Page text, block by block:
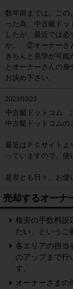
数年前までは、この
った為、中古艇ドッ
したが、最近では
か。 ②オーナーさ
きちんと見学が可
とオーナーさんの
お決め下さい。
2023/03/23
中古艇ドットコム
中古艇ドットコムの
最近はＰＣサイト
っていますので、使
是非とも日々、お使
売却するオーナ
格安の手数料設
たい」というご
各エリアの担当
のアップまで行
す。
オーナーさまの